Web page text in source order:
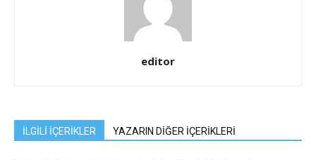
editor
İLGİLİ İÇERİKLER YAZARIN DİĞER İÇERİKLERİ